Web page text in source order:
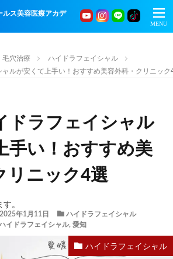
ルス美容医療アカデ
毛穴治療
ハイドラフェイシャル
ルが安くて上手い！おすすめ美容外科・クリニック
ドラフェイシャル
手い！おすすめ美
リニック4選
。
2025年1月11日
ハイドラフェイシャル
イドラフェイシャル, 愛知
ハイドラフェイシャル